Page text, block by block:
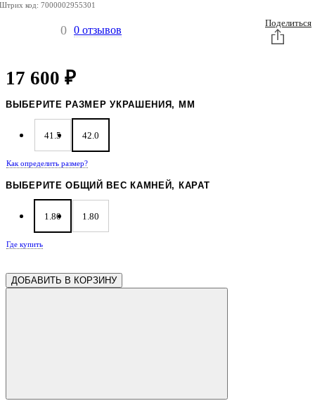
Штрих код: 7000002955301
0 0 отзывов
Поделиться
17 600 ₽
ВЫБЕРИТЕ РАЗМЕР УКРАШЕНИЯ, ММ
41.5 42.0
Как определить размер?
ВЫБЕРИТЕ ОБЩИЙ ВЕС КАМНЕЙ, КАРАТ
1.80 1.80
Где купить
ДОБАВИТЬ В КОРЗИНУ